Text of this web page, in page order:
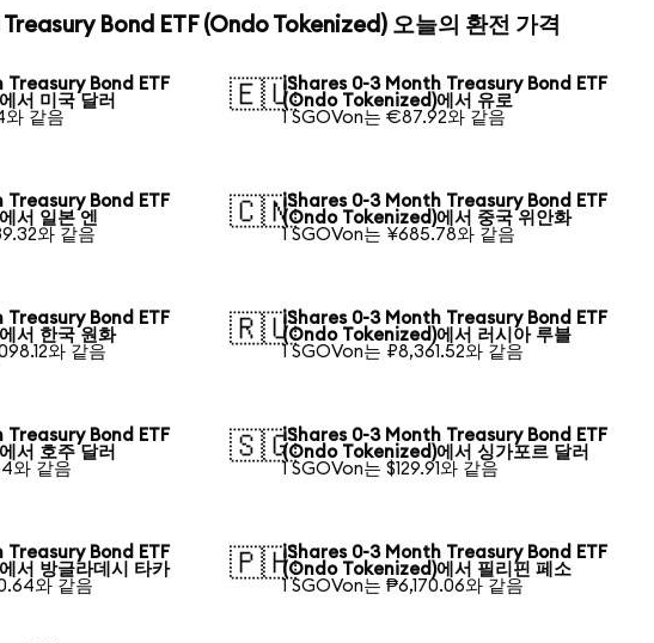
Bond ETF (Ondo Tokenized) 오늘의 환전 가격
Bond ETF
서 미국 달러
와 같음
🇪🇺iShares 0-3 Month Treasury Bond ETF
(Ondo Tokenized)에서 유로
1 SGOVon는 €87.92와 같음
Bond ETF
서 일본 엔
와 같음
🇨🇳iShares 0-3 Month Treasury Bond ETF
(Ondo Tokenized)에서 중국 위안화
1 SGOVon는 ¥685.78와 같음
Bond ETF
서 한국 원화
와 같음
🇷🇺iShares 0-3 Month Treasury Bond ETF
(Ondo Tokenized)에서 러시아 루블
1 SGOVon는 ₽8,361.52와 같음
Bond ETF
서 호주 달러
와 같음
🇸🇬iShares 0-3 Month Treasury Bond ETF
(Ondo Tokenized)에서 싱가포르 달러
1 SGOVon는 $129.91와 같음
Bond ETF
서 방글라데시 타카
와 같음
🇵🇭iShares 0-3 Month Treasury Bond ETF
(Ondo Tokenized)에서 필리핀 페소
1 SGOVon는 ₱6,170.06와 같음